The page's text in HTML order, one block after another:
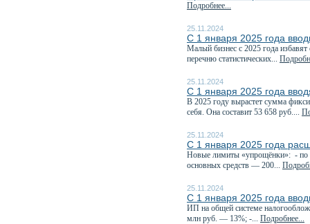
Подробнее...
25.11.2024
С 1 января 2025 года
Малый бизнес с 2025 года избавят
перечню статистических...
25.11.2024
С 1 января 2025 года
В 2025 году вырастет сумма
себя. Она составит 53 658 руб....
25.11.2024
С 1 января 2025 года
Новые лимиты «упрощёнки»: - по
основных средств — 200...
25.11.2024
С 1 января 2025 года
ИП на общей системе
млн руб. — 13%; -... Подробнее...